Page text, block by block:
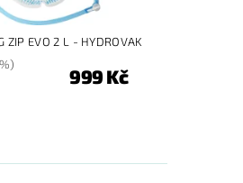
ZIP EVO 2 L - HYDROVAK
999 Kč